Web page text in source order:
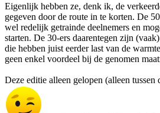
Eigenlijk hebben ze, denk ik, de
gegeven door de route in te korten. De
wel redelijk getrainde deelnemers en
starten. De 30-ers daarentegen zijn
die hebben juist eerder last van de
geen enkel voordeel bij de genomen
Deze editie alleen gelopen (alleen tussen